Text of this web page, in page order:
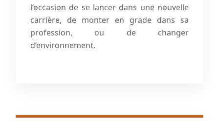
l’occasion de se lancer dans une nouvelle
carrière, de monter en grade dans sa
profession, ou de changer
d’environnement.